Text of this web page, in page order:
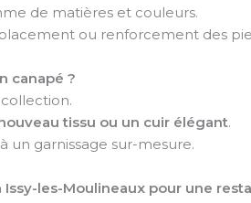
de matières et couleurs.
ou renforcement des
canapé ?
tissu ou un cuir élégant.
un garnissage sur-mesure.
les-Moulineaux pour une